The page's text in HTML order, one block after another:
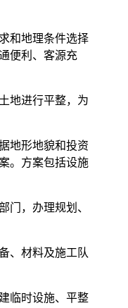
和地理条件选择
便利、客源充
地进行平整，为
地形地貌和投资
。方案包括设施
门，办理规划、
、材料及施工队
临时设施、平整